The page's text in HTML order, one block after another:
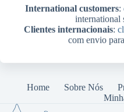
International customers:
international
Clientes internacionais:
com envio
Home Sobre Nós